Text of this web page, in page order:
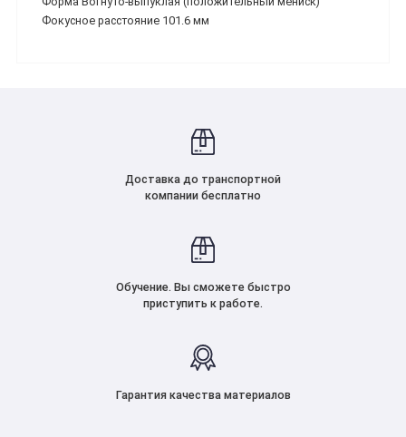
Фокусное расстояние 101.6 мм
Доставка до транспортной
компании бесплатно
Обучение. Вы сможете быстро
приступить к работе.
Гарантия качества материалов